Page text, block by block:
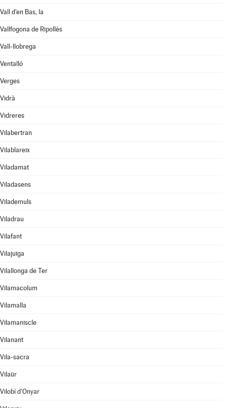
Vall d'en Bas, la
Vallfogona de Ripollès
Vall-llobrega
Ventalló
Verges
Vidrà
Vidreres
Vilabertran
Vilablareix
Viladamat
Viladasens
Vilademuls
Viladrau
Vilafant
Vilajuïga
Vilallonga de Ter
Vilamacolum
Vilamalla
Vilamaniscle
Vilanant
Vila-sacra
Vilaür
Vilobí d'Onyar